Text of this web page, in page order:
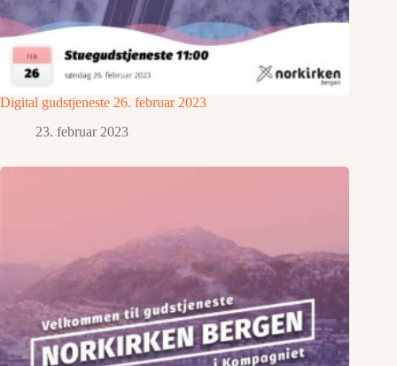
Digital gudstjeneste 26. februar 2023
23. februar 2023